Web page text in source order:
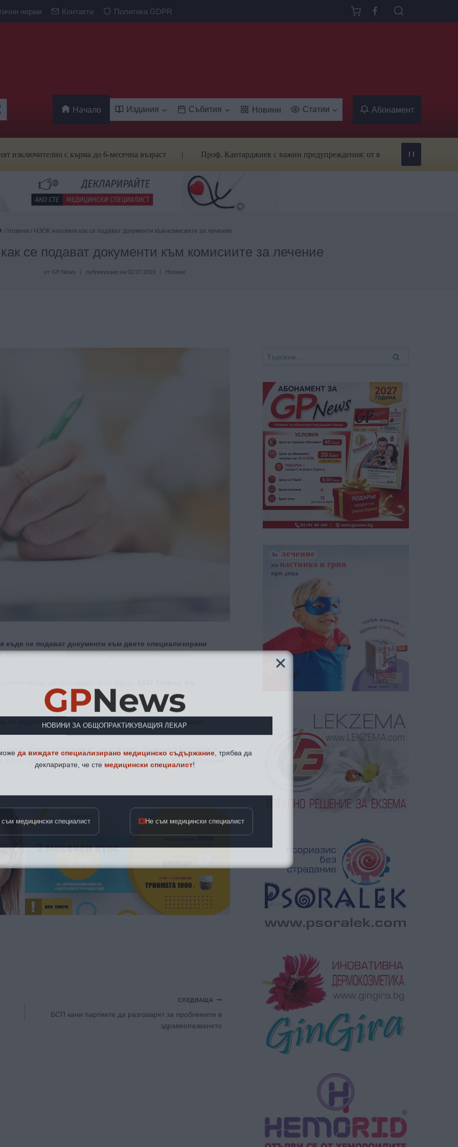
норми Контакти Политика GDPR
Начало Издания Събития Новини Статии Абонамент
с кърма до 6-месечна възраст Проф. Кантарджиев с важни предупреждения: от вируси и ухапвания от
/ Новини / НЗОК напомня как се подават документи към комисиите за лечение
се подават документи към комисиите за лечение
от GP News публикувано на 02.07.2019 Новини
къде се подават документи към двете специализирани
Причината са многобройните запитвания от граждани.
могат да се подават и на адрес:
подават и в районните здравноосигурителни каси.
„Услуги за граждани“, подрубрика „Лечение в България и
трябва да се представят от заявителя при кандидатстване
СЛЕДВАЩА
БСП кани партиите да разговарят за проблемите в
здравеопазването
Търсене
GPNews
НОВИНИ ЗА ОБЩОПРАКТИКУВАЩИЯ ЛЕКАР
декларирате, че стемедицински специалист!